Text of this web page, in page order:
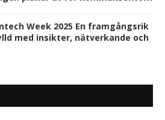
Week 2025 En framgångsrik
med insikter, nätverkande och